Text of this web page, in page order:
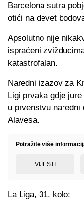
Barcelona sutra
otići na devet
Apsolutno nije
ispraćeni
katastrofalan.
Naredni izazov za
Ligi prvaka gdje
u prvenstvu naredni
Alavesa.
Potražite više
VIJESTI
La Liga, 31. kolo: